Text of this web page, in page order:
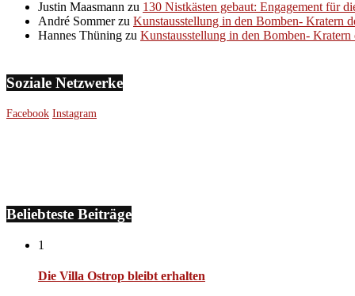
Justin Maasmann zu 130 Nistkästen gebaut: Engagement für
André Sommerzu Kunstausstellung in den Bomben- Kratern
Hannes Thüning zu Kunstausstellung in den Bomben-
Soziale Netzwerke
Facebook Instagram
Beliebteste Beiträge
1
Die Villa Ostrop bleibt erhalten